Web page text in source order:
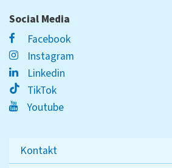
Social Media
Facebook
Instagram
Linkedin
TikTok
Youtube
Kontakt